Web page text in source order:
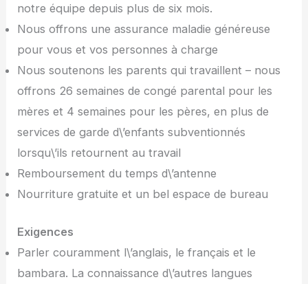
notre équipe depuis plus de six mois.
Nous offrons une assurance maladie généreuse
pour vous et vos personnes à charge
Nous soutenons les parents qui travaillent – nous
offrons 26 semaines de congé parental pour les
mères et 4 semaines pour les pères, en plus de
services de garde d\’enfants subventionnés
lorsqu\’ils retournent au travail
Remboursement du temps d\’antenne
Nourriture gratuite et un bel espace de bureau
Exigences
Parler couramment l\’anglais, le français et le
bambara. La connaissance d\’autres langues